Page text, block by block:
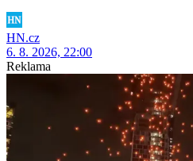
HN.cz
6. 8. 2026, 22:00
Reklama